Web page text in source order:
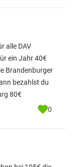
alle DAV
ein Jahr 40€
Brandenburger
bezahlst du
80€
0